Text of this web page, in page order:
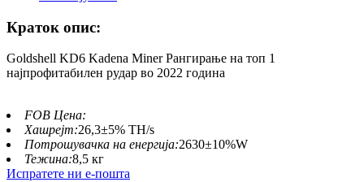
Краток опис:
Goldshell KD6 Kadena Miner Рангирање на топ 1
најпрофитабилен рудар во 2022 година
FOB Цена:
Хашрејт:26,3±5% TH/s
Потрошувачка на енергија:2630±10%W
Тежина:8,5 кг
Испратете ни е-пошта